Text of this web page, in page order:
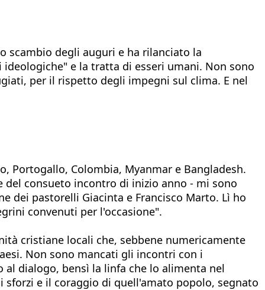
scambio degli auguri e ha rilanciato la
e la tratta di esseri umani. Non sono
per il rispetto degli impegni sul clima. E nel
Portogallo, Colombia, Myanmar e Bangladesh.
del consueto incontro di inizio anno - mi sono
dei pastorelli Giacinta e Francisco Marto. Lì ho
convenuti per l'occasione".
cristiane locali che, sebbene numericamente
Non sono mancati gli incontri con i
dialogo, bensì la linfa che lo alimenta nel
e il coraggio di quell'amato popolo, segnato